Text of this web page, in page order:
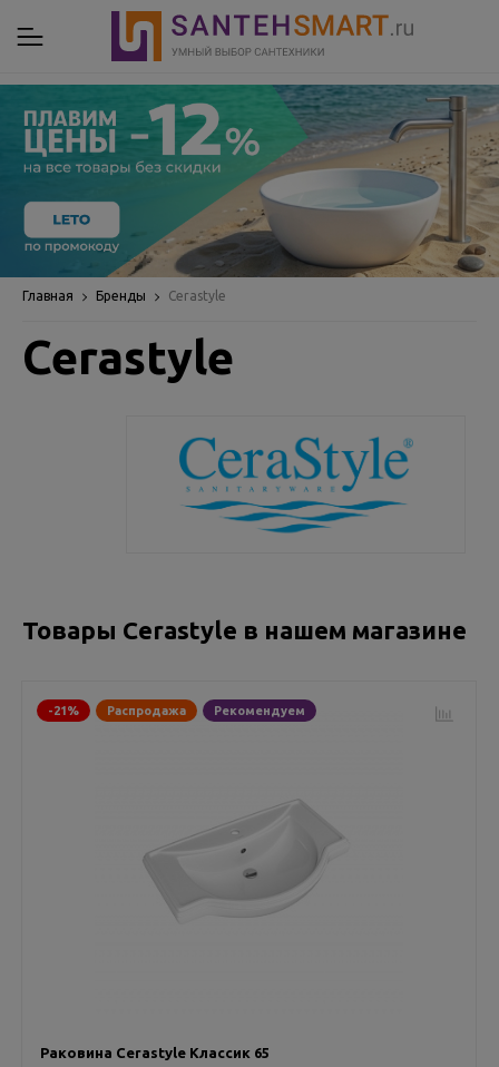
Главная Бренды Cerastyle
Cerastyle
Товары Cerastyle в нашем магазине
-21% Распродажа Рекомендуем
Раковина Cerastyle Классик 65